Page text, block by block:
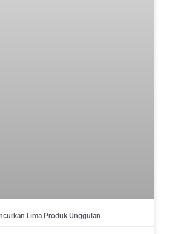
Lima Produk Unggulan